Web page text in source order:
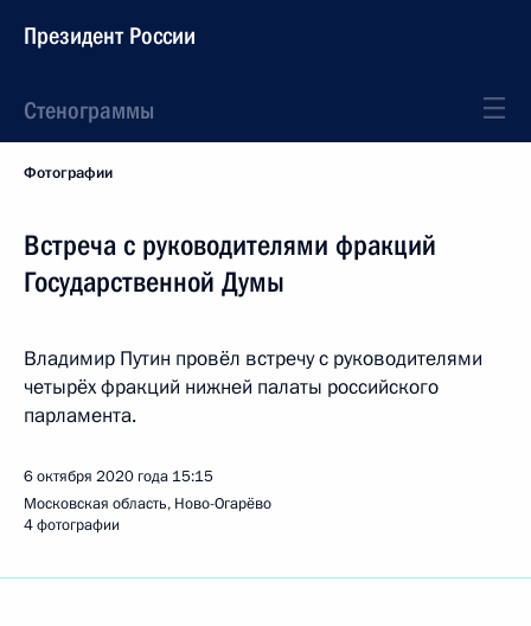
Президент России
Стенограммы
Фотографии
Встреча с руководителями фракций
Государственной Думы
Владимир Путин провёл встречу с руководителями
четырёх фракций нижней палаты российского
парламента.
6 октября 2020 года 15:15
Московская область, Ново-Огарёво
4 фотографии